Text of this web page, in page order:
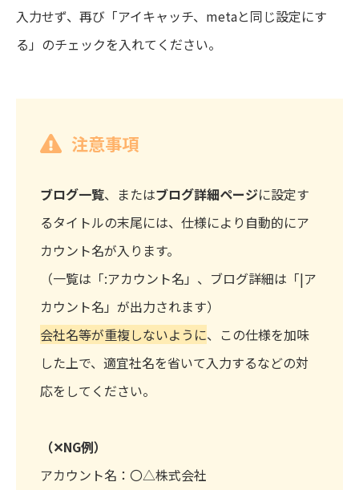
入力せず、再び「アイキャッチ、metaと同じ設定にす
る」のチェックを入れてください。
注意事項
ブログ一覧、またはブログ詳細ページに設定す
るタイトルの末尾には、仕様により自動的にア
カウント名が入ります。
（一覧は「:アカウント名」、ブログ詳細は「|ア
カウント名」が出力されます）
会社名等が重複しないように、この仕様を加味
した上で、適宜社名を省いて入力するなどの対
応をしてください。
（✕NG例）
アカウント名：〇△株式会社